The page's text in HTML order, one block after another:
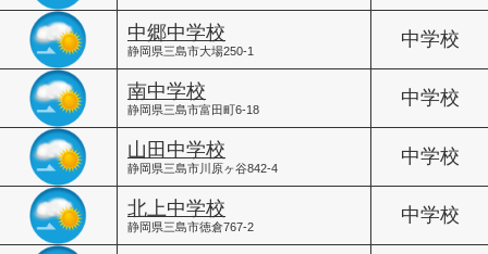
中郷中学校
静岡県三島市大場250-1
中学校
南中学校
静岡県三島市富田町6-18
中学校
山田中学校
静岡県三島市川原ヶ谷842-4
中学校
北上中学校
静岡県三島市徳倉767-2
中学校